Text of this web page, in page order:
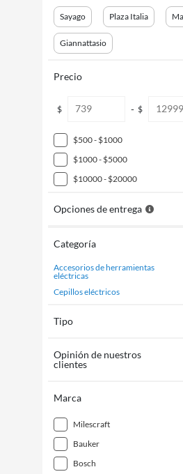
Sayago Plaza Italia
Giannattasio
Precio
$ - $
$500 - $1000
$1000 - $5000
$10000 - $20000
Opciones de entrega
Categoría
accesorios de herramientas
eléctricas
cepillos eléctricos
Tipo
Opinión de nuestros
clientes
Marca
milescraft
bauker
bosch